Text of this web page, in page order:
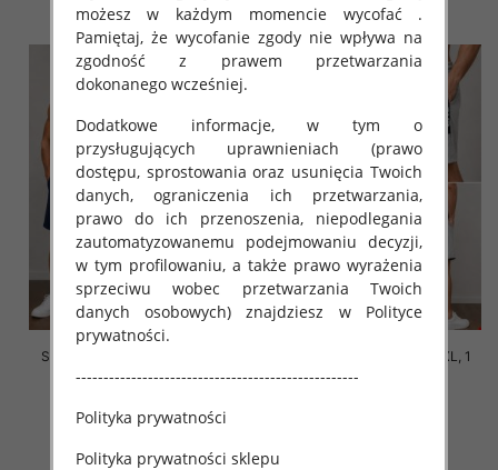
Spodenki męska Roz M-2XL, 1
Kolor Paczka 12 szt
30.00 zł
Spodenki męska Roz M-2XL, 1
Kolor Paczka 12 szt
możesz w każdym momencie wycofać .
Pamiętaj, że wycofanie zgody nie wpływa na
zgodność z prawem przetwarzania
dokonanego wcześniej.
Dodatkowe informacje, w tym o
przysługujących uprawnieniach (prawo
dostępu, sprostowania oraz usunięcia Twoich
danych, ograniczenia ich przetwarzania,
prawo do ich przenoszenia, niepodlegania
zautomatyzowanemu podejmowaniu decyzji,
w tym profilowaniu, a także prawo wyrażenia
sprzeciwu wobec przetwarzania Twoich
danych osobowych) znajdziesz w Polityce
prywatności.
---------------------------------------------------
Polityka prywatności
Polityka prywatności sklepu